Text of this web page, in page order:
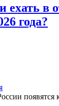
ехать в
года?
появятся